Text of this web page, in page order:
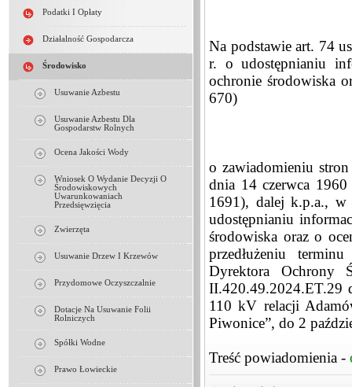
Podatki I Opłaty
Działalność Gospodarcza
Środowisko
Usuwanie Azbestu
Usuwanie Azbestu Dla
Gospodarstw Rolnych
Ocena Jakości Wody
Wniosek O Wydanie Decyzji O
Środowiskowych
Uwarunkowaniach
Przedsięwzięcia
Zwierzęta
Usuwanie Drzew I Krzewów
Przydomowe Oczyszczalnie
Dotacje Na Usuwanie Folii
Rolniczych
Spółki Wodne
Prawo Łowieckie
Na podstawie art. 74
r. o udostępnianiu
ochronie środowiska
670)
o zawiadomieniu
dnia 14 czerwca
1691), dalej k.p.a.,
udostępnianiu
środowiska oraz o
przedłużeniu
Dyrektora
II.420.49.2024.ET.29
110 kV relacji
Piwonice”, do 2
Treść powiadomienia -